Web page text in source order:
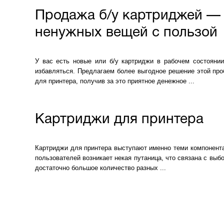
Продажа б/у картриджей —
ненужных вещей с пользой
У вас есть новые или б/у картриджи в рабочем
избавляться. Предлагаем более выгодное решение этой
для принтера, получив за это приятное денежное ...
Картриджи для принтера
Картриджи для принтера выступают именно теми
пользователей возникает некая путаница, что связана с
достаточно большое количество разных ...